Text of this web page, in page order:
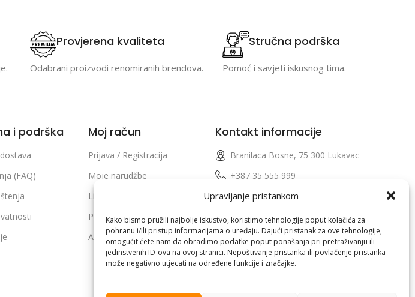
Upravljanje pristankom
Kako bismo pružili najbolje iskustvo, koristimo tehnologije poput kolačića za
pohranu i/ili pristup informacijama o uređaju. Dajući pristanak za ove tehnologije,
omogućit ćete nam da obradimo podatke poput ponašanja pri pretraživanju ili
jedinstvenih ID-ova na ovoj stranici. Nepoštivanje pristanka ili povlačenje pristanka
može negativno utjecati na određene funkcije i značajke.
Provjerena kvaliteta
Odabrani proizvodi renomiranih brendova.
Stručna podrška
Pomoć i savjeti iskusnog tima.
i podrška
(FAQ)
Moj račun
Prijava / Registracija
Moje narudžbe
Lista želja
Poređenje proizvoda
Adrese i podaci profila
Kontakt informacije
Branilaca Bosne, 75 300 Lukavac
+387 35 555 999
info@pconer.ba
ID: 4210115760008
PDV : 210115760008